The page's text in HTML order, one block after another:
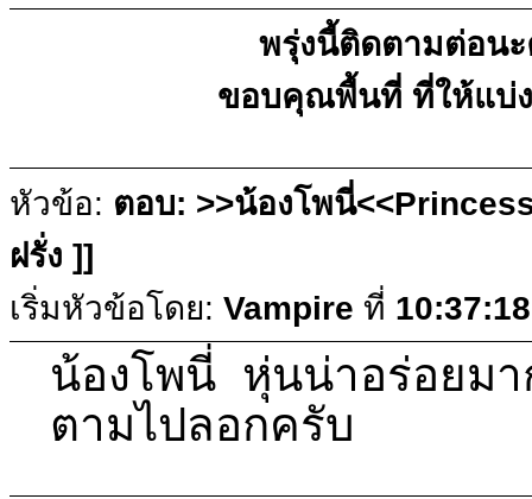
พรุ่งนี้ติดตามต่อนะ
ขอบคุณพื้นที่ ที่ให้แบ่
หัวข้อ: ตอบ: >>น้องโพนี่
ฝรั่ง ]]
เริ่มหัวข้อโดย: Vampire ที่
น้องโพนี่ หุ่นน่าอร่อยมา
ตามไปลอกครับ